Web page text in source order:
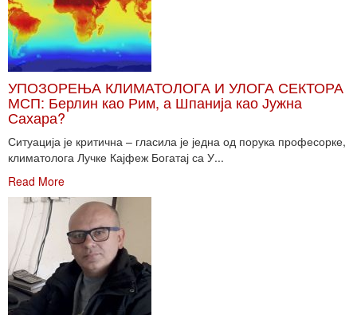
УПОЗОРЕЊА КЛИМАТОЛОГА И УЛОГА СЕКТОРА
МСП: Берлин као Рим, а Шпанија као Јужна
Сахара?
Ситуација је критична – гласила је једна од порука професорке,
климатолога Лучке Кајфеж Богатај са У...
Read More